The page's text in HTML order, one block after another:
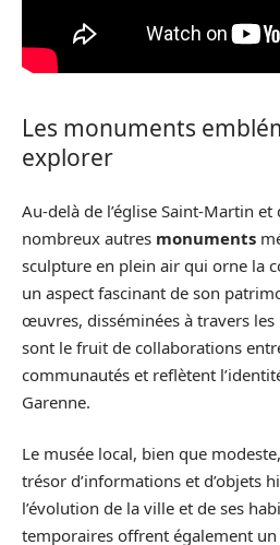
Les monuments
explorer
Au-delà de l’église Saint-Martin
nombreux autres monuments
sculpture en plein air qui orne la
un aspect fascinant de son
œuvres, disséminées à travers les
sont le fruit de collaborations
communautés et reflètent
Garenne.
Le musée local, bien que
trésor d’informations et d’objets
l’évolution de la ville et de ses
temporaires offrent également